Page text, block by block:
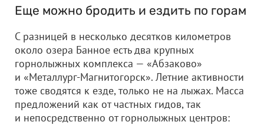
Еще можно бродить и ездить по горам
С разницей в несколько десятков километров
около озера Банное есть два крупных
горнолыжных комплекса — «Абзаково»
и «Металлург-Магнитогорск». Летние активности
тоже сводятся к езде, только не на лыжах. Масса
предложений как от частных гидов, так
и непосредственно от горнолыжных центров: